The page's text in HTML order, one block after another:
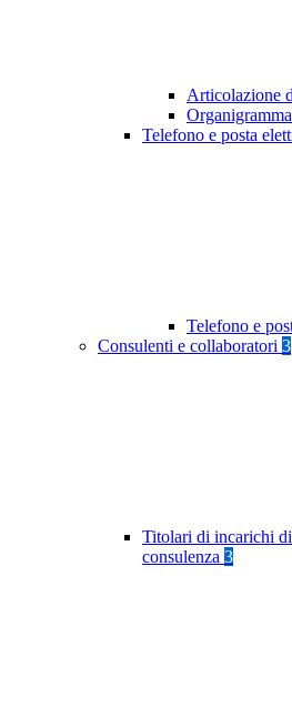
Articolazione
Organigramma
Telefono e posta
Telefono e
Consulenti e collaboratori 3
Titolari di incarichi
consulenza 3